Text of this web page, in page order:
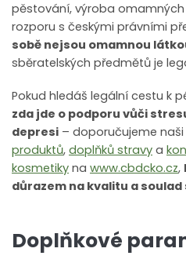
pěstování, výroba
rozporu s českými právními
sobě nejsou omamnou
sběratelských předmětů je
Pokud hledáš legální cestu k
zda jde o podporu vůči
depresi – doporučujeme
produktů, doplňků stravy a
kosmetiky na www.cbdcko.cz,
důrazem na kvalitu a
Doplňkové